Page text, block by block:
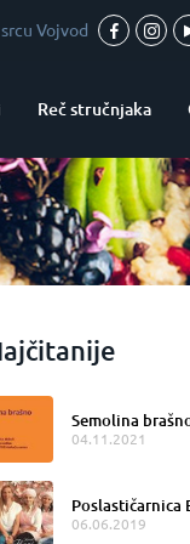
-Accademia Pizzaioli u
Reč stručnjaka
Semolina
04.11.2021
Poslastičarnica
06.06.2019